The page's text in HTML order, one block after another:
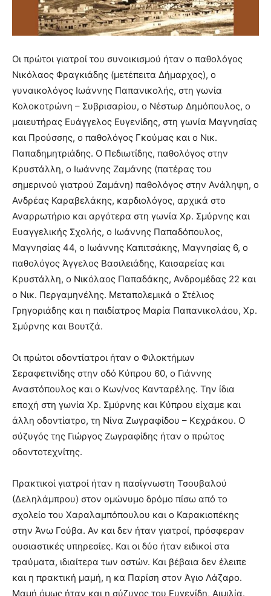
meaning
pain.
hd
porn
Οι πρώτοι γιατροί του συνοικισμού ήταν ο παθολόγος
Νικόλαος Φραγκιάδης (μετέπειτα Δήμαρχος), ο
γυναικολόγος Ιωάννης Παπανικολής, στη γωνία
Κολοκοτρώνη – Συβρισαρίου, ο Νέστωρ Δημόπουλος, ο
μαιευτήρας Ευάγγελος Ευγενίδης, στη γωνία Μαγνησίας
και Προύσσης, ο παθολόγος Γκούμας και ο Νικ.
Παπαδημητριάδης. Ο Πεδιωτίδης, παθολόγος στην
Κρυστάλλη, ο Ιωάννης Ζαμάνης (πατέρας του
σημερινού γιατρού Ζαμάνη) παθολόγος στην Ανάληψη, ο
Ανδρέας Καραβελάκης, καρδιολόγος, αρχικά στο
Αναρρωτήριο και αργότερα στη γωνία Χρ. Σμύρνης και
Ευαγγελικής Σχολής, ο Ιωάννης Παπαδόπουλος,
Μαγνησίας 44, ο Ιωάννης Καπιτσάκης, Μαγνησίας 6, ο
παθολόγος Άγγελος Βασιλειάδης, Καισαρείας και
Κρυστάλλη, ο Νικόλαος Παπαδάκης, Ανδρομέδας 22 και
ο Νικ. Περγαμηνέλης. Μεταπολεμικά ο Στέλιος
Γρηγοριάδης και η παιδίατρος Μαρία Παπανικολάου, Χρ.
Σμύρνης και Βουτζά.
Οι πρώτοι οδοντίατροι ήταν ο Φιλοκτήμων
Σεραφετινίδης στην οδό Κύπρου 60, ο Γιάννης
Αναστόπουλος και ο Κων/νος Κανταρέλης. Την ίδια
εποχή στη γωνία Χρ. Σμύρνης και Κύπρου είχαμε και
άλλη οδοντίατρο, τη Νίνα Ζωγραφίδου – Κεχράκου. Ο
σύζυγός της Γιώργος Ζωγραφίδης ήταν ο πρώτος
οδοντοτεχνίτης.
Πρακτικοί γιατροί ήταν η πασίγνωστη Τσουβαλού
(Δεληλάμπρου) στον ομώνυμο δρόμο πίσω από το
σχολείο του Χαραλαμπόπουλου και ο Καρακιοπέκης
στην Άνω Γούβα. Αν και δεν ήταν γιατροί, πρόσφεραν
ουσιαστικές υπηρεσίες. Και οι δύο ήταν ειδικοί στα
τραύματα, ιδιαίτερα των οστών. Και βέβαια δεν έλειπε
και η πρακτική μαμή, η κα Παρίση στον Άγιο Λάζαρο.
Μαμή όμως ήταν και η σύζυγος του Ευγενίδη, Αιμιλία.